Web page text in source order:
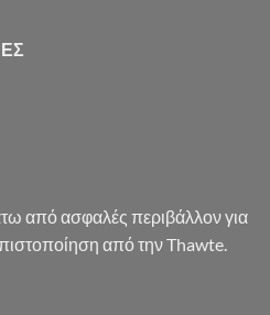
από ασφαλές περιβάλλον για
από την Thawte.